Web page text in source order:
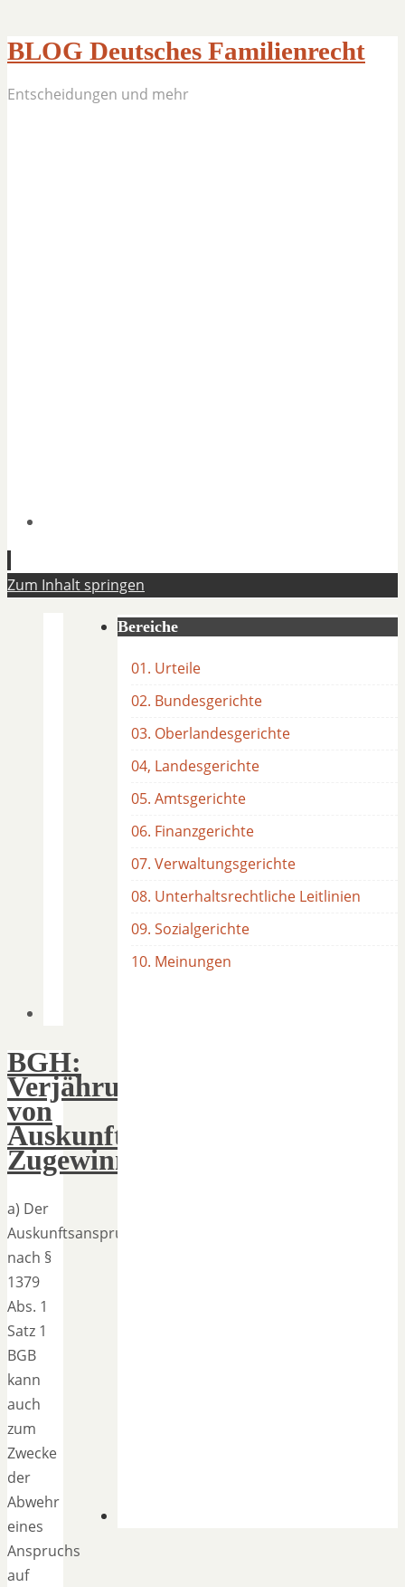
BLOG Deutsches Familienrecht
Entscheidungen und mehr
Zum Inhalt springen
BGH:
Verjährung
von
Auskunftsansprüchen,
Zugewinnausgleich
a) Der
Auskunftsanspruch
nach §
1379
Abs. 1
Satz 1
BGB
kann
auch
zum
Zwecke
der
Abwehr
eines
Anspruchs
auf
Bereiche
01. Urteile
02. Bundesgerichte
03. Oberlandesgerichte
04, Landesgerichte
05. Amtsgerichte
06. Finanzgerichte
07. Verwaltungsgerichte
08. Unterhaltsrechtliche Leitlinien
09. Sozialgerichte
10. Meinungen